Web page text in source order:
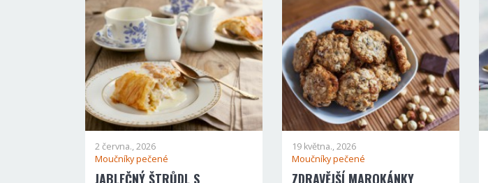
2 června., 2026
Moučníky pečené
JABLEČNÝ ŠTRŮDL S
19 května., 2026
Moučníky pečené
ZDRAVĚJŠÍ MAROKÁNKY